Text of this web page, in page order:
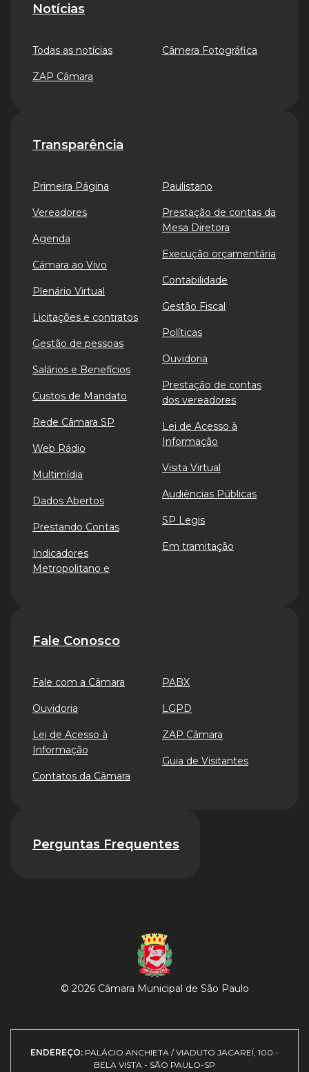
Notícias
Todas as notícias
ZAP Câmara
Câmera Fotográfica
Transparência
Primeira Página
Vereadores
Agenda
Câmara ao Vivo
Plenário Virtual
Licitações e contratos
Gestão de pessoas
Salários e Benefícios
Custos de Mandato
Rede Câmara SP
Web Rádio
Multimídia
Dados Abertos
Prestando Contas
Indicadores
Metropolitano e
Paulistano
Prestação de contas da
Mesa Diretora
Execução orçamentária
Contabilidade
Gestão Fiscal
Políticas
Ouvidoria
Prestação de contas
dos vereadores
Lei de Acesso à
Informação
Visita Virtual
Audiências Públicas
SP Legis
Em tramitação
Fale Conosco
Fale com a Câmara
Ouvidoria
Lei de Acesso à
Informação
Contatos da Câmara
PABX
LGPD
ZAP Câmara
Guia de Visitantes
Perguntas Frequentes
© 2026 Câmara Municipal de São Paulo
ENDEREÇO: PALÁCIO ANCHIETA / VIADUTO JACAREÍ, 100 -
BELA VISTA - SÃO PAULO-SP